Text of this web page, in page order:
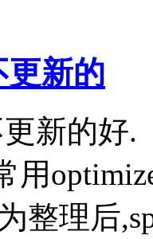
更新的
新的好.
用
整理后